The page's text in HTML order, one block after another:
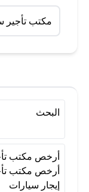
مكتب تأجير
البحث
أرخص مكتب
أرخص مكتب
إيجار سيارات